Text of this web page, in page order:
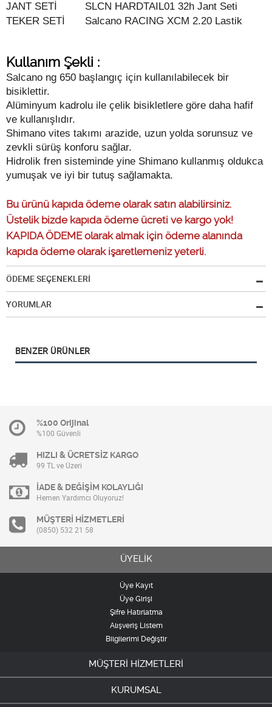
JANT SETİ
SLCN HARDTAIL01 32h Jant Seti
TEKER SETİ
Salcano RACING XCM 2.20 Lastik
Kullanım Şekli :
Salcano ng 650 başlangıç için kullanılabilecek bir
bisiklettir.
Alüminyum kadrolu ile çelik bisikletlere göre daha hafif
ve kullanışlıdır.
Shimano vites takımı arazide, uzun yolda sorunsuz ve
zevkli sürüş konforu sağlar.
Hidrolik fren sisteminde yine Shimano kullanmış oldukca
yumuşak ve iyi bir tutuş sağlamakta.
Bu ürünü kapıda ödeme olarak satın alabilirsiniz.
Üstelik bizde kapıda ödeme ücreti ve kargo yok!
KAPIDA ÖDEME olarak almak için ödeme alanında
kapıda ödeme olarak işaretlemeniz yeterli.
ÖDEME SEÇENEKLERİ
YORUMLAR
BENZER ÜRÜNLER
%100 Orijinal
%100 Güvenli
HIZLI & ÜCRETSİZ KARGO
99 TL ve Üzeri
İADE & DEĞİŞİM KOLAYLIĞI
Hemen Yardımcı Oluyoruz!
MÜŞTERİ HİZMETLERİ
(0850) 532 21 58
ÜYELİK
Üye Kayıt
Üye Girişi
Şifre Hatırlatma
Alışveriş Listem
Bilgilerimi Değiştir
MÜŞTERİ HİZMETLERİ
KURUMSAL